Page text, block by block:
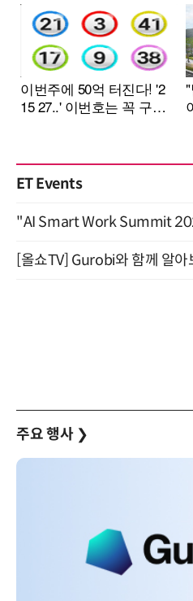
ET Events
"AI Smart Work Summit
주요 행사 ❯